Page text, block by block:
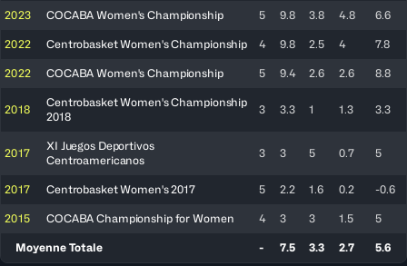
2023 COCABA Women's Championship 5 9.8 3.8 4.8 6.6
2022 Centrobasket Women's Championship 4 9.8 2.5 4 7.8
2022 COCABA Women's Championship 5 9.4 2.6 2.6 8.8
2018
Centrobasket Women's Championship
2018
3 3.3 1 1.3 3.3
2017
XI Juegos Deportivos
Centroamericanos
3 3 5 0.7 5
2017 Centrobasket Women's 2017 5 2.2 1.6 0.2 -0.6
2015 COCABA Championship for Women 4 3 3 1.5 5
Moyenne Totale - 7.5 3.3 2.7 5.6